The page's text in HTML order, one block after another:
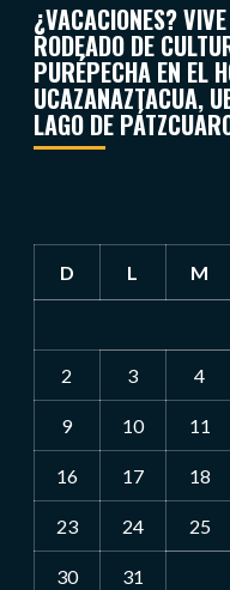
¿VACACIONES?
RODEADO DE
PURÉPECHA EN EL
UCAZANAZTACUA,
LAGO DE
D L M
2 3 4
9 10 11
16 17 18
23 24 25
30 31